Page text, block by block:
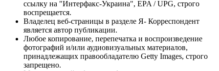
ссылку на "Интерфакс-Украина", EPA / UPG, строго
воспрещается.
Владелец веб-страницы в разделе Я- Корреспондент
является автор публикации.
Любое копирование, перепечатка и воспроизведение
фотографий и/или аудиовизуальных материалов,
принадлежащих правообладателю Getty Images, строго
запрещено.